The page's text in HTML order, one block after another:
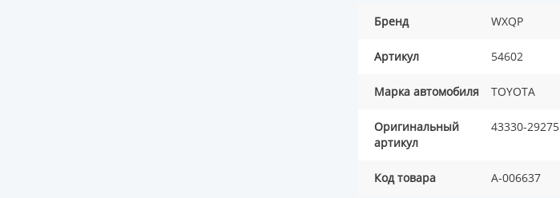
Бренд WXQP
Артикул 54602
Марка автомобиля TOYOTA
Оригинальный
артикул
43330-29275
Код товара A-006637